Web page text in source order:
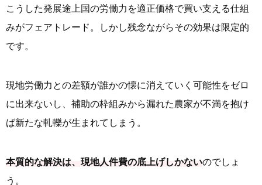
こうした発展途上国の労働力を適正価格で買い支える仕組
みがフェアトレード。しかし残念ながらその効果は限定的
です。
現地労働力との差額が誰かの懐に消えていく可能性をゼロ
に出来ないし、補助の枠組みから漏れた農家が不満を抱け
ば新たな軋轢が生まれてしまう。
本質的な解決は、現地人件費の底上げしかないのでしょ
う。